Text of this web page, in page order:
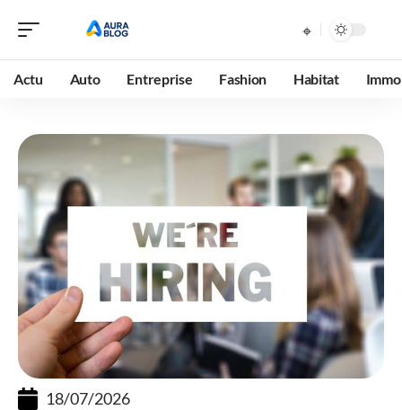
Actu Auto Entreprise Fashion Habitat
18/07/2026